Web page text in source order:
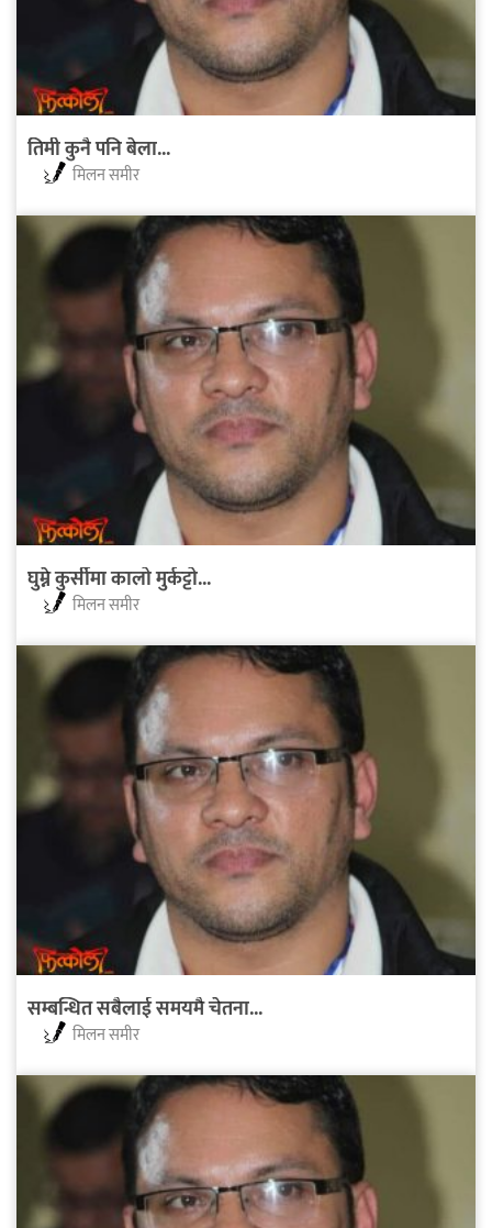
तिमी कुनै पनि बेला...
मिलन समीर
घुम्ने कुर्सीमा कालो मुर्कट्टो...
मिलन समीर
सम्बन्धित सबैलाई समयमै चेतना...
मिलन समीर